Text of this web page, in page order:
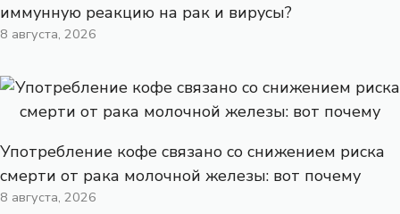
иммунную реакцию на рак и вирусы?
8 августа, 2026
Употребление кофе связано со снижением риска
смерти от рака молочной железы: вот почему
8 августа, 2026